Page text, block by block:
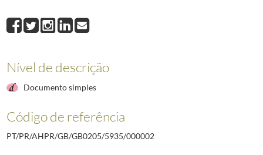
000009 Índice dos documentos constantes no dossier
Nível de descrição
Documento simples
Código de referência
PT/PR/AHPR/GB/GB0205/5935/000002